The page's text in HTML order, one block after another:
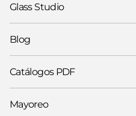
Glass Studio
Blog
Catálogos PDF
Mayoreo